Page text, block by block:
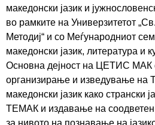
македонски јазик и
во рамките на Универзитетот
Методиј“ и со Меѓународниот
македонски јазик, литература и
Основна дејност на ЦЕТИС МАК
организирање и изведување на
македонски јазик како странски
ТЕМАК и издавање на соодветен